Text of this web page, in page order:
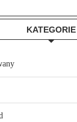
KATEGORIE